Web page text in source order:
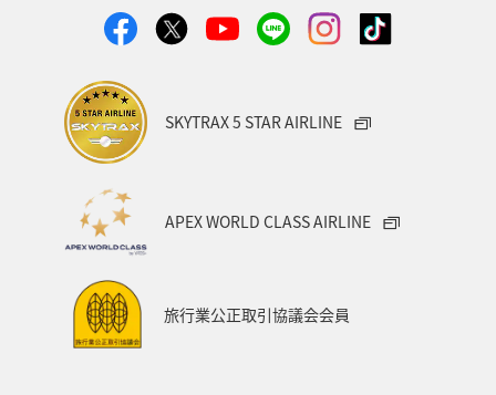
SKYTRAX 5 STAR AIRLINE
APEX WORLD CLASS AIRLINE
旅行業公正取引協議会会員